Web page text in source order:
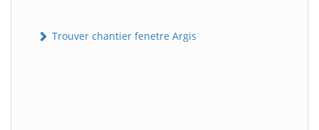
Trouver chantier fenetre Argis